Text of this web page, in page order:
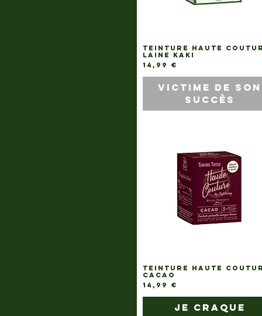
TEINTURE HAUTE
LAINE KAKI
Prix
14,99 €
victime de son
succès
TEINTURE HAUTE
CACAO
Prix
14,99 €
je craque